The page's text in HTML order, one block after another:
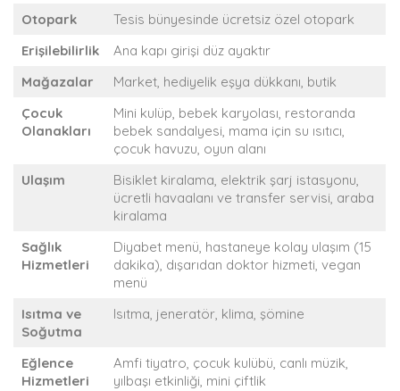
Otopark
Tesis bünyesinde ücretsiz özel otopark
Erişilebilirlik
Ana kapı girişi düz ayaktır
Mağazalar
Market, hediyelik eşya dükkanı, butik
Çocuk
Olanakları
Mini kulüp, bebek karyolası, restoranda
bebek sandalyesi, mama için su ısıtıcı,
çocuk havuzu, oyun alanı
Ulaşım
Bisiklet kiralama, elektrik şarj istasyonu,
ücretli havaalanı ve transfer servisi, araba
kiralama
Sağlık
Hizmetleri
Diyabet menü, hastaneye kolay ulaşım (15
dakika), dışarıdan doktor hizmeti, vegan
menü
Isıtma ve
Soğutma
Isıtma, jeneratör, klima, şömine
Eğlence
Hizmetleri
Amfi tiyatro, çocuk kulübü, canlı müzik,
yılbaşı etkinliği, mini çiftlik